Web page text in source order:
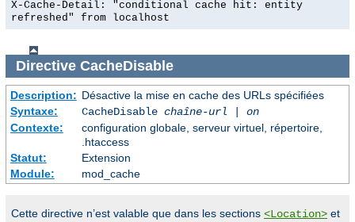
X-Cache-Detail: "conditional cache hit: entity
refreshed" from localhost
Directive CacheDisable
Description: Désactive la mise en cache des URLs spécifiées
Syntaxe:
CacheDisable chaîne-url
on
Contexte:
configuration globale, serveur virtuel, répertoire,
.htaccess
Statut:
Extension
Module:
mod_cache
Cette directive n’est valable que dans les sections <Location> et